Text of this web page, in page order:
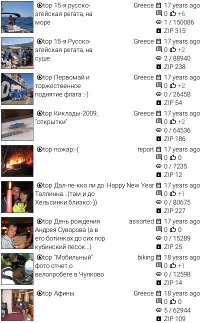
top 15-я русско-
эгейская регата, на
море
Greece  17 years ago
 0  +6
visibility 1 / 150086
 ZIP 315
top 15-я Русско-
эгейская регата, на
суше
Greece  17 years ago
 0  +2
visibility 2 / 88940
 ZIP 238
top Первомай и
торжественное
поднятие флага :-)
Greece  17 years ago
 0  +2
visibility 0 / 26458
 ZIP 54
top Киклады-2009,
"открытки"
Greece  17 years ago
 0  +2
visibility 0 / 64536
 ZIP 186
top пожар:-( report  17 years ago
 0  0
visibility 0 / 7235
 ZIP 12
top Дал-ле-кко ли до
Таллинна...(там и до
Хельсинки близко:-))
Happy New Year  17 years ago
 0  +1
visibility 0 / 80675
 ZIP 227
top День рождения
Андрея Суворова (а в
его ботинках до сих пор
кубинский песок...)
assorted  17 years ago
 0  0
visibility 0 / 15289
 ZIP 25
top "Мобильный"
фото отчет о
велопробеге в Чулково
biking  18 years ago
 0  +1
visibility 0 / 12598
 ZIP 14
top Афины Greece  18 years ago
 0  0
visibility 5 / 62944
 ZIP 109